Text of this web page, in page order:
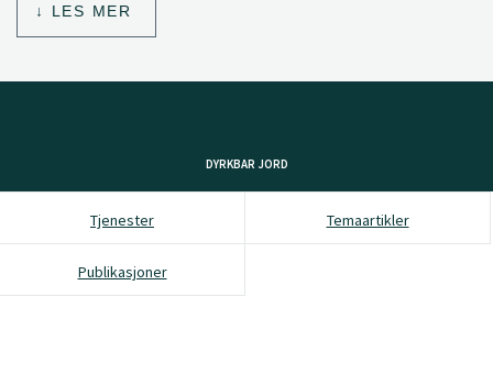
LES MER
DYRKBAR JORD
Tjenester Temaartikler
Publikasjoner